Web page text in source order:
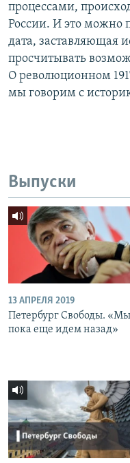
процессами,
России. И это можно
дата, заставляющая
просчитывать
О революционном
мы говорим с
Выпуски
13 АПРЕЛЯ 2019
Петербург Свободы. «Мы
пока еще идем назад»